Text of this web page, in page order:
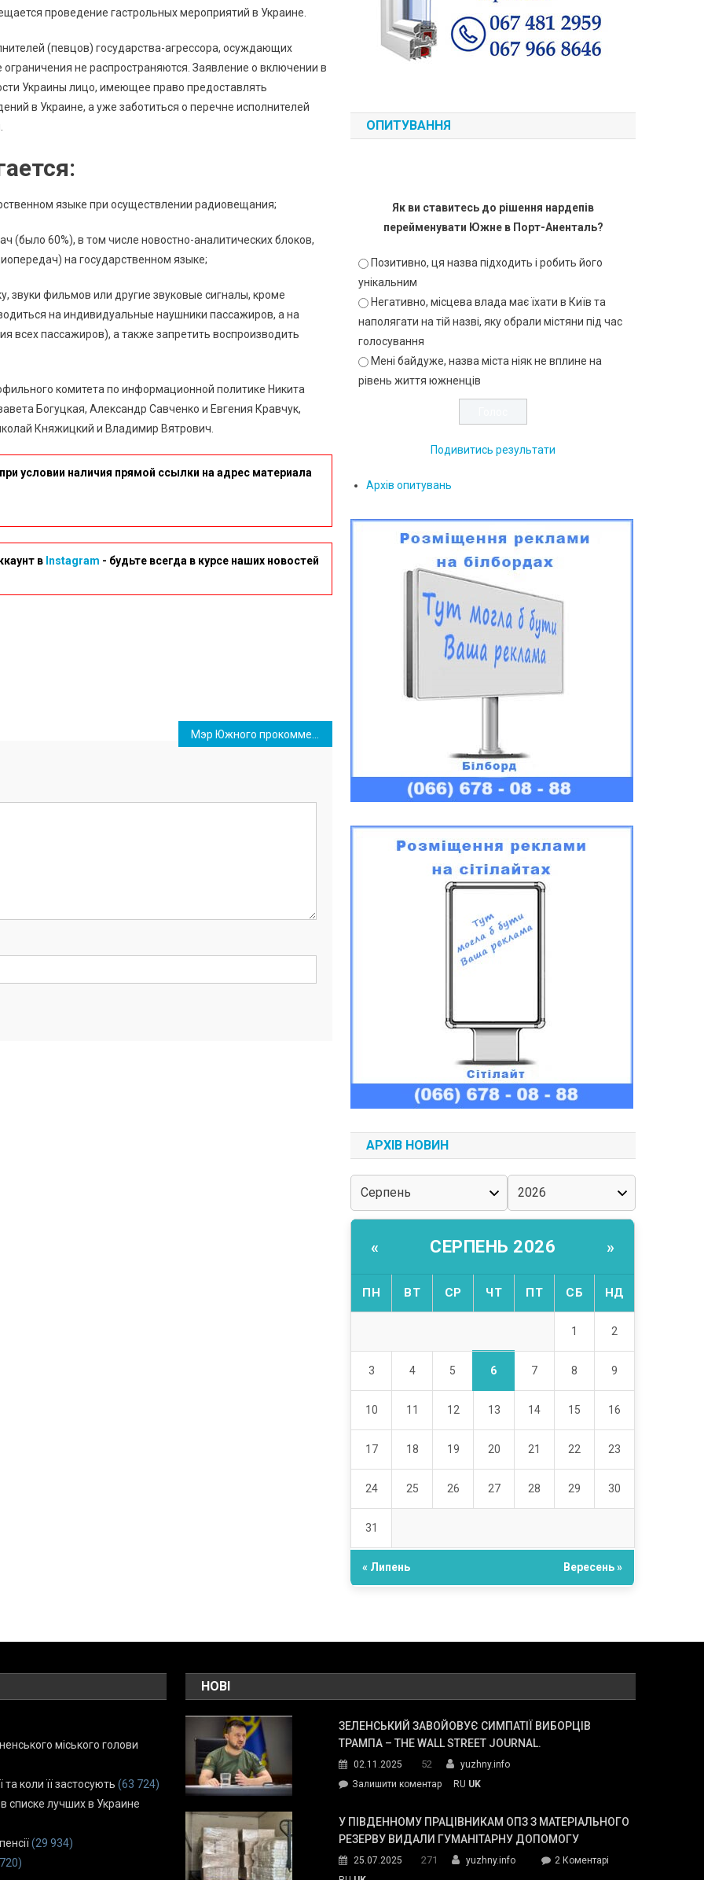
проведение гастрольных мероприятий в Украине.
(певцов) государства-агрессора, осуждающих
не распространяются. Заявление о включении в
Украины лицо, имеющее право предоставлять
в Украине, а уже заботиться о перечне исполнителей
языке при осуществлении радиовещания;
(было 60%), в том числе новостно-аналитических блоков,
на государственном языке;
звуки фильмов или другие звуковые сигналы, кроме
на индивидуальные наушники пассажиров, а на
всех пассажиров), а также запретить воспроизводить
комитета по информационной политике Никита
Богуцкая, Александр Савченко и Евгения Кравчук,
Княжицкий и Владимир Вятрович.
условии наличия прямой ссылки на адрес материала
в Instagram - будьте всегда в курсе наших новостей
ОПИТУВАННЯ
Як ви ставитесь до рішення нардепів
перейменувати Южне в Порт-Аненталь?
Позитивно, ця назва підходить і робить його
унікальним
Негативно, місцева влада має їхати в Київ та
наполягати на тій назві, яку обрали містяни під час
голосування
Мені байдуже, назва міста ніяк не вплине на
рівень життя южненців
Подивитись результати
Архів опитувань
АРХІВ НОВИН
« СЕРПЕНЬ 2026 »
ПН ВТ СР ЧТ ПТ СБ НД
1 2
3 4 5 6 7 8 9
10 11 12 13 14 15 16
17 18 19 20 21 22 23
24 25 26 27 28 29 30
31
« Липень Вересень »
міського голови
коли її застосують (63 724)
списке лучших в Украине
(29 934)
НОВІ
ЗЕЛЕНСЬКИЙ ЗАВОЙОВУЄ СИМПАТІЇ ВИБОРЦІВ
ТРАМПА – THE WALL STREET JOURNAL.
02.11.2025 52
yuzhny.info
Залишити коментарon
завойовує
симпатії
Трампа
RU UK
У ПІВДЕННОМУ ПРАЦІВНИКАМ ОПЗ З МАТЕРІАЛЬНОГО
РЕЗЕРВУ ВИДАЛИ ГУМАНІТАРНУ ДОПОМОГУ
25.07.2025 271 yuzhny.info 2 Коментарідо